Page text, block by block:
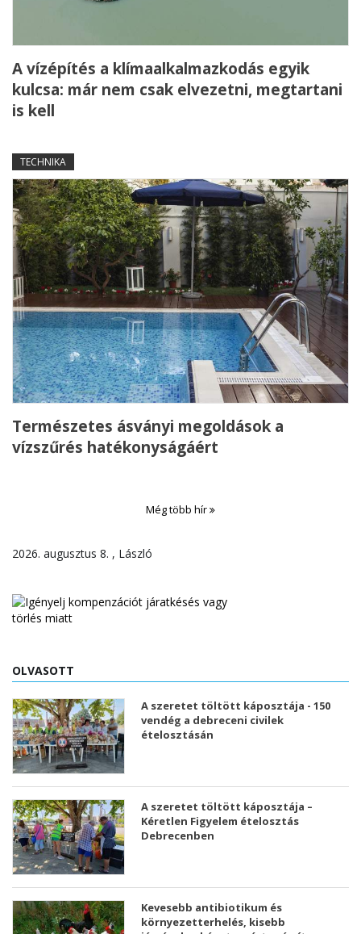
A vízépítés a klímaalkalmazkodás egyik
kulcsa: már nem csak elvezetni, megtartani
is kell
TECHNIKA
Természetes ásványi megoldások a
vízszűrés hatékonyságáért
Még több hír
2026. augusztus 8. , László
OLVASOTT
A szeretet töltött káposztája - 150
vendég a debreceni civilek
ételosztásán
A szeretet töltött káposztája –
Kéretlen Figyelem ételosztás
Debrecenben
Kevesebb antibiotikum és
környezetterhelés, kisebb